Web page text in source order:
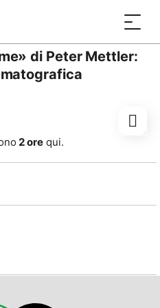
di Peter Mettler:
2 ore qui.
tema del tempo e dei